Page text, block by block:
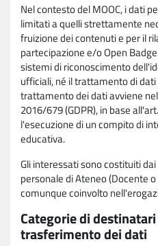
Nel contesto del MOOC, i dati
limitati a quelli strettamente
fruizione dei contenuti e per il
partecipazione e/o Open
sistemi di riconoscimento
ufficiali, né il trattamento di
trattamento dei dati avviene
2016/679 (GDPR), in base
l'esecuzione di un compito di
educativa.
Gli interessati sono costituiti
personale di Ateneo (Docente
comunque coinvolto
Categorie di
trasferimento dei dati